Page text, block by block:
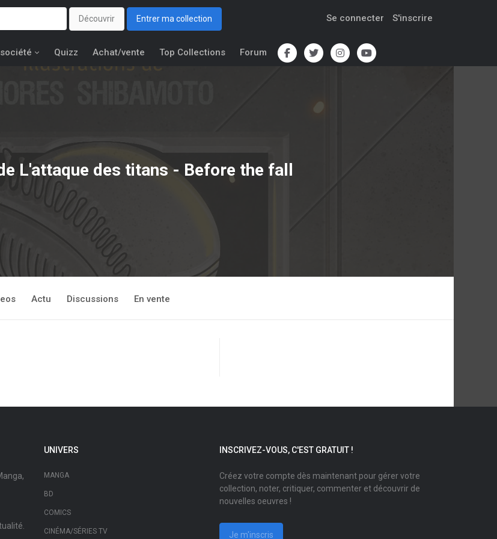
Découvrir Entrer ma collection Se connecter S'inscrire
Quizz Achat/vente Top Collections Forum
L'attaque des titans - Before the fall
Actu Discussions En vente
UNIVERS
MANGA
BD
COMICS
CINÉMA/SÉRIES TV
INSCRIVEZ-VOUS, C'EST GRATUIT !
Créez votre compte dès maintenant pour gérer votre
collection, noter, critiquer, commenter et découvrir de
nouvelles oeuvres !
Je m'inscris